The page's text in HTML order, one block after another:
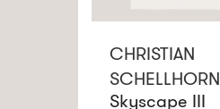
CHRISTIAN
SCHELLHORN
Skyscape III